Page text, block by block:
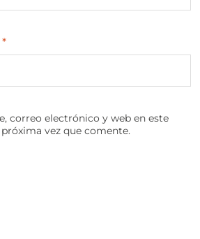
*
correo electrónico y web en este
vez que comente.